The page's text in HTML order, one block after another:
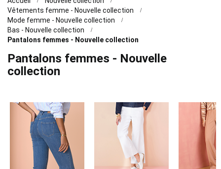
Vêtements femme - Nouvelle collection
Mode femme - Nouvelle collection
Bas - Nouvelle collection
Pantalons femmes - Nouvelle collection
Pantalons femmes - Nouvelle
collection